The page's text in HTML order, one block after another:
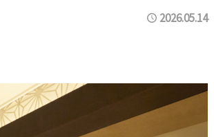
2026.05.14